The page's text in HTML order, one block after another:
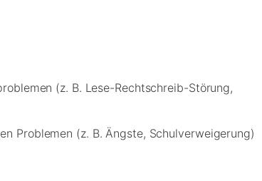
(z. B. Lese-Rechtschreib-Störung,
Problemen (z. B. Ängste, Schulverweigerung)